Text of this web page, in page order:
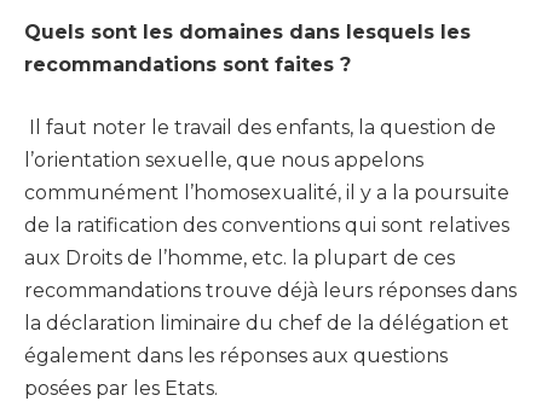
Quels sont les domaines dans lesquels les
recommandations sont faites ?
Il faut noter le travail des enfants, la question de
l’orientation sexuelle, que nous appelons
communément l’homosexualité, il y a la poursuite
de la ratification des conventions qui sont relatives
aux Droits de l’homme, etc. la plupart de ces
recommandations trouve déjà leurs réponses dans
la déclaration liminaire du chef de la délégation et
également dans les réponses aux questions
posées par les Etats.